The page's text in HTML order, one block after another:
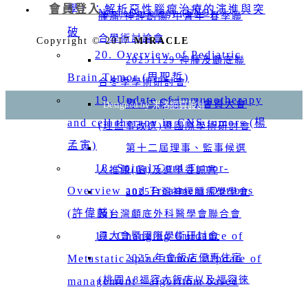
腫瘤/神經創傷/中青年 春季聯
合學術討論會
20251129 神腫及顱底聯
合冬季學術研討會
第十二屆第一次會員大會
(理監事改選)暨國際學術研討會
第十二屆理事、監事候選
人推薦(函)及選舉委託書
2025台灣神經腫瘤學學會
及台灣顱底外科醫學會聯合會
員大會暨國際學術研討會
2025 年會飯店優惠住宿
(桃園A8福容大飯店以及福容徠
NeuroOncology (SNO)
學」：解析惡性腦瘤治療的演進與突
破
20. Overview of Pediatric
Brain Tumor (周聖哲)
19. Update of immunotherapy
and cell therapy in CNS tumors (楊
孟寅)
18. Spinal Cord Tumor-
Overview and Treatment Options
(許偉麟)
17. Changing Guidance of
Metastatic spine tumor _Update of
management - algorithm based
會員登入
Copyright © 2017MIRACLE
Designed by 米洛網頁設計